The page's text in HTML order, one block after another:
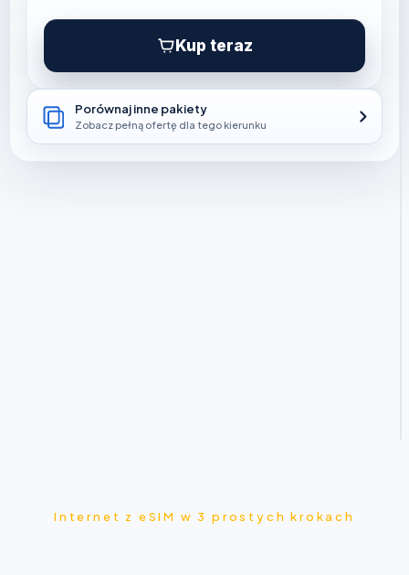
Kup teraz
Porównaj inne pakiety
Zobacz pełną ofertę dla tego kierunku
Internet z eSIM w 3 prostych krokach